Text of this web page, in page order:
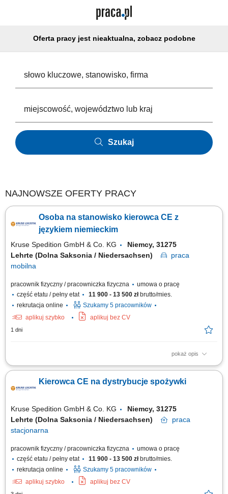
Oferta pracy jest nieaktualna, zobacz podobne
Szukaj
NAJNOWSZE OFERTY PRACY
Osoba na stanowisko kierowca CE z
językiem niemieckim
Kruse Spedition GmbH & Co. KG
Niemcy, 31275
Lehrte (Dolna Saksonia / Niedersachsen)
praca
mobilna
pracownik fizyczny / pracowniczka fizyczna
umowa o pracę
część etatu / pełny etat
11 900 - 13 500 złbrutto/mies.
rekrutacja online
Szukamy 5 pracowników
aplikuj szybko
aplikuj bez CV
1 dni
pokaż opis
Zadania Dostarczanie towarów żywnościowych do punktów odbioru z
eksploatacja nowoczesnego taboru samochodowego w strukturach
transportu liniowego i lokalnego. Praca na trasach w dogodnym systemie
Kierowca CE na dystrybucje spożywki
Kruse Spedition GmbH & Co. KG
Niemcy, 31275
Lehrte (Dolna Saksonia / Niedersachsen)
praca
stacjonarna
pracownik fizyczny / pracowniczka fizyczna
umowa o pracę
część etatu / pełny etat
11 900 - 13 500 złbrutto/mies.
rekrutacja online
Szukamy 5 pracowników
aplikuj szybko
aplikuj bez CV